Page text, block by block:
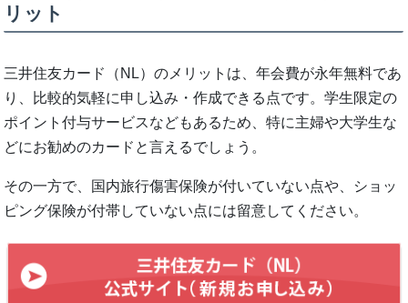
リット
三井住友カード（NL）のメリットは、年会費が永年無料であ
り、比較的気軽に申し込み・作成できる点です。学生限定の
ポイント付与サービスなどもあるため、特に主婦や大学生な
どにお勧めのカードと言えるでしょう。
その一方で、国内旅行傷害保険が付いていない点や、ショッ
ピング保険が付帯していない点には留意してください。